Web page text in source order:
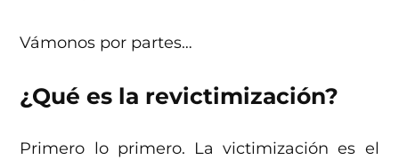
Vámonos por partes…
¿Qué es la revictimización?
Primero lo primero. La victimización es el